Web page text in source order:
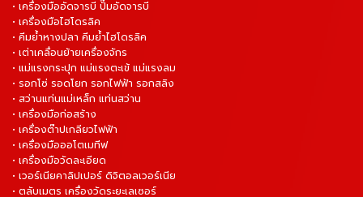
• เครื่องมืออัดจารบี ปั๊มอัดจารบี
• เครื่องมือไฮโดรลิค
• คีมย้ำหางปลา คีมย้ำไฮโดรลิค
• เต่าเคลื่อนย้ายเครื่องจักร
• แม่แรงกระปุก แม่แรงตะเข้ แม่แรงลม
• รอกโซ่ รอดโยก รอกไฟฟ้า รอกสลิง
• สว่านแท่นแม่เหล็ก แท่นสว่าน
• เครื่องมือก่อสร้าง
• เครื่องต๊าปเกลียวไฟฟ้า
• เครื่องมือออโตเมทีฟ
• เครื่องมือวัดละเอียด
• เวอร์เนียคาลิปเปอร์ ดิจิตอลเวอร์เนีย
• ตลับเมตร เครื่องวัดระยะเลเซอร์